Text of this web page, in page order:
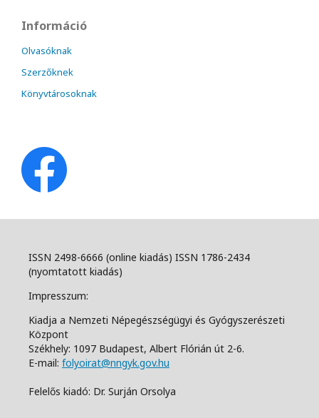
Információ
Olvasóknak
Szerzőknek
Könyvtárosoknak
ISSN 2498-6666 (online kiadás) ISSN 1786-2434
(nyomtatott kiadás)
Impresszum:
Kiadja a Nemzeti Népegészségügyi és Gyógyszerészeti
Központ
Székhely: 1097 Budapest, Albert Flórián út 2-6.
E-mail: folyoirat@nngyk.gov.hu
Felelős kiadó: Dr. Surján Orsolya